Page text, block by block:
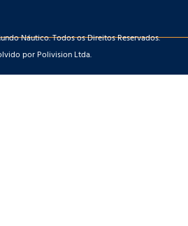
Náutico. Todos os Direitos Reservados.
por Polivision Ltda.